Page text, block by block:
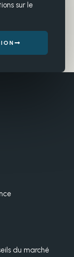
sur le
du marché